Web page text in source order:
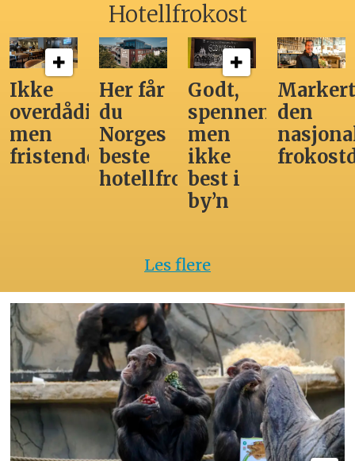
Hotellfrokost
Ikke
overdådig,
men
fristende
Her får
du
Norges
beste
hotellfrokost
Godt,
spennende,
men
ikke
best i
by’n
den
Les flere